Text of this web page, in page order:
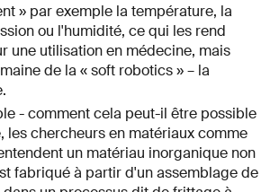
» par exemple la température, la
ou l'humidité, ce qui les rend
une utilisation en médecine, mais
de la « soft robotics » – la
- comment cela peut-il être possible
les chercheurs en matériaux comme
un matériau inorganique non
fabriqué à partir d'un assemblage de